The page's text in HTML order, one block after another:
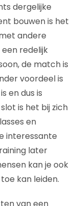
dergelijke
bouwen is het
andere
redelijk
de match is
voordeel is
en dus is
is het bij zich
en
interessante
later
kan je ook
kan leiden.
van een